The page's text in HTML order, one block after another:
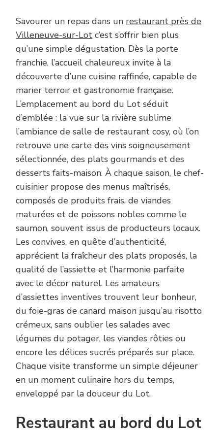
Savourer un repas dans un restaurant près de
Villeneuve-sur-Lot c’est s’offrir bien plus
qu’une simple dégustation. Dès la porte
franchie, l’accueil chaleureux invite à la
découverte d’une cuisine raffinée, capable de
marier terroir et gastronomie française.
L’emplacement au bord du Lot séduit
d’emblée : la vue sur la rivière sublime
l’ambiance de salle de restaurant cosy, où l’on
retrouve une carte des vins soigneusement
sélectionnée, des plats gourmands et des
desserts faits-maison. À chaque saison, le chef-
cuisinier propose des menus maîtrisés,
composés de produits frais, de viandes
maturées et de poissons nobles comme le
saumon, souvent issus de producteurs locaux.
Les convives, en quête d’authenticité,
apprécient la fraîcheur des plats proposés, la
qualité de l’assiette et l’harmonie parfaite
avec le décor naturel. Les amateurs
d’assiettes inventives trouvent leur bonheur,
du foie-gras de canard maison jusqu’au risotto
crémeux, sans oublier les salades avec
légumes du potager, les viandes rôties ou
encore les délices sucrés préparés sur place.
Chaque visite transforme un simple déjeuner
en un moment culinaire hors du temps,
enveloppé par la douceur du Lot.
Restaurant au bord du Lot